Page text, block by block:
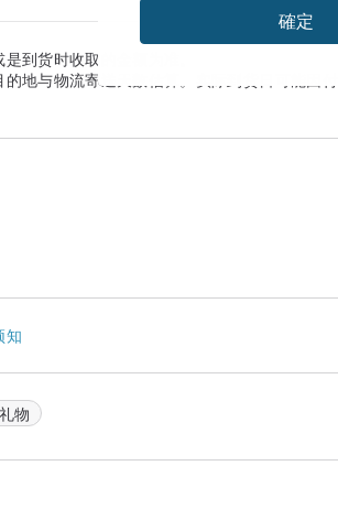
到货时收取的金额为准。
地与物流寄送天数估算。实际到货日可能因付
知
物
確定